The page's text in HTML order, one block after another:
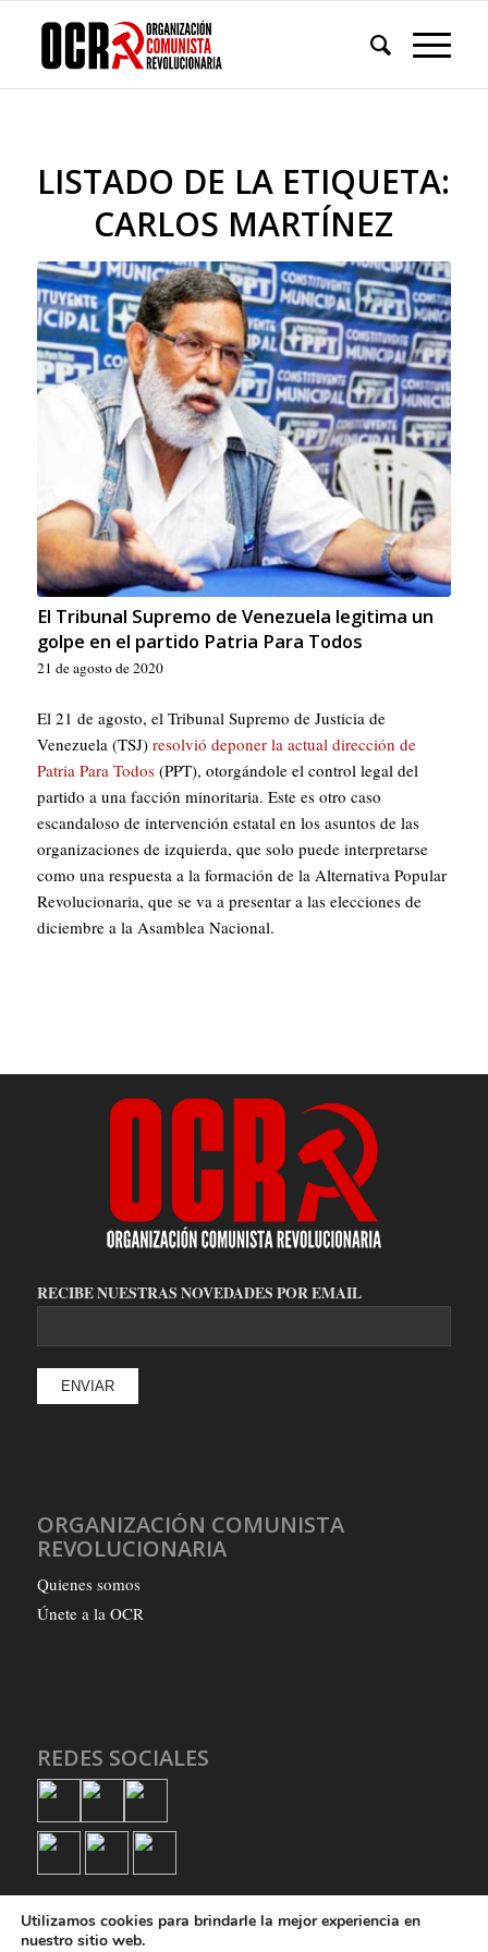
LISTADO DE LA ETIQUETA:
CARLOS MARTÍNEZ
El Tribunal Supremo de Venezuela legitima un
golpe en el partido Patria Para Todos
21 de agosto de 2020
El 21 de agosto, el Tribunal Supremo de Justicia de
Venezuela (TSJ) resolvió deponer la actual dirección de
Patria Para Todos(PPT), otorgándole el control legal del
partido a una facción minoritaria. Este es otro caso
escandaloso de intervención estatal en los asuntos de las
organizaciones de izquierda, que solo puede interpretarse
como una respuesta a la formación de la Alternativa Popular
Revolucionaria, que se va a presentar a las elecciones de
diciembre a la Asamblea Nacional.
RECIBE NUESTRAS NOVEDADES POR EMAIL
ORGANIZACIÓN COMUNISTA
REVOLUCIONARIA
Quienes somos
Únete a la OCR
REDES SOCIALES
Utilizamos cookies para brindarle la mejor experiencia en
nuestro sitio web.